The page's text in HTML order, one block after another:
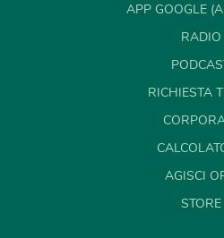
APP GOOGLE
RADIO
RICHIESTA
AGISCI
STORE